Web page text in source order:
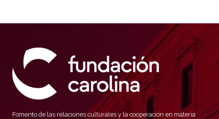
Fomento de las relaciones culturales y la cooperación en materia